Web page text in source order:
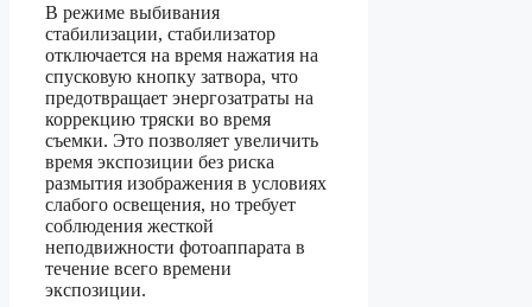
В режиме выбивания
стабилизации, стабилизатор
отключается на время нажатия на
спусковую кнопку затвора, что
предотвращает энергозатраты на
коррекцию тряски во время
съемки. Это позволяет увеличить
время экспозиции без риска
размытия изображения в условиях
слабого освещения, но требует
соблюдения жесткой
неподвижности фотоаппарата в
течение всего времени
экспозиции.